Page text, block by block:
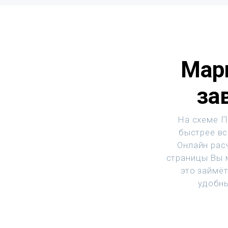
На схеме
быстрее
Онлайн
страницы Вы
это